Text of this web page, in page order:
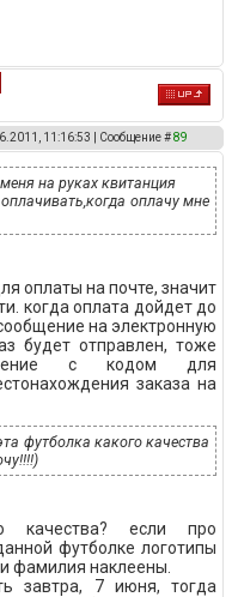
11:16:53 | Сообщение #89
на руках квитанция
оплачу мне
оплаты на почте, значит
когда оплата дойдет до
на электронную
будет отправлен, тоже
с кодом для
заказа на
футболка какого качества
качества? если про
футболке логотипы
фамилия наклеены.
завтра, 7 июня, тогда